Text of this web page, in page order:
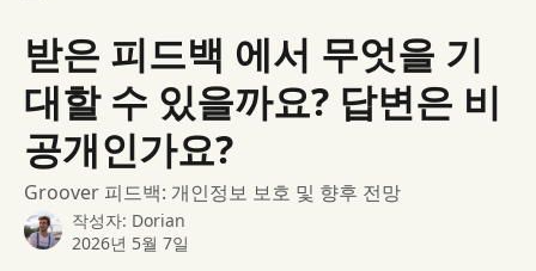
받은 피드백 에서 무엇을 기
대할 수 있을까요? 답변은 비
공개인가요?
Groover 피드백: 개인정보 보호 및 향후 전망
작성자: Dorian
2026년 5월 7일